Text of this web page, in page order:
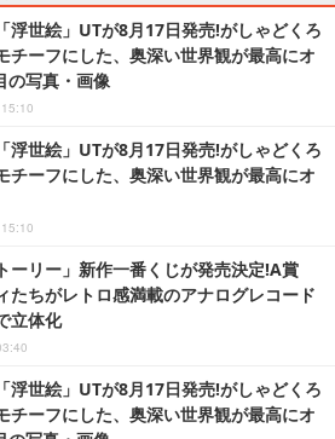
浮世絵」UTが8月17日発売!がしゃどくろ
チーフにした、奥深い世界観が最高にオ
の写真・画像
浮世絵」UTが8月17日発売!がしゃどくろ
チーフにした、奥深い世界観が最高にオ
ーリー」新作一番くじが発売決定!A賞
たちがレトロ感満載のアナログレコード
立体化
浮世絵」UTが8月17日発売!がしゃどくろ
チーフにした、奥深い世界観が最高にオ